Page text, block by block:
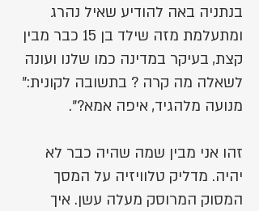
בנתניה באה להודיע שאיל נהרג
ומתעלמת מזה שילד בן 15 כבר מבין
קצת, בעיקר במדינה כמו שלנו ועונה
לשאלה מה קרה ? בתשובה לקונית:"
מנועה מלהגיד, איפה אמא?".
זהו אני מבין שמה שהיה כבר לא
יהיה. מדליק טלוויזיה על המסך
המסוק המרוסק מעלה עשן. איך